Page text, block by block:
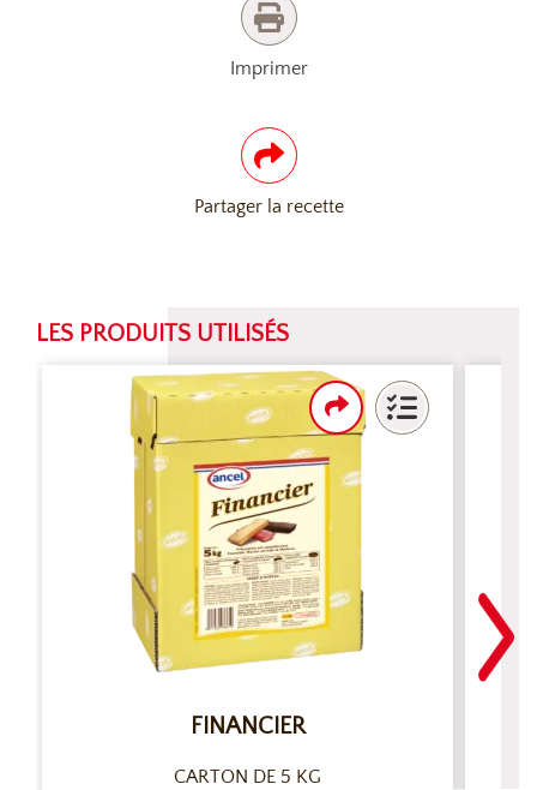
Imprimer
Partager la recette
LES PRODUITS UTILISÉS
FINANCIER
CARTON DE 5 KG